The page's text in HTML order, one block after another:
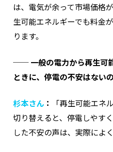
は、電気が余って市場価格
生可能エネルギーでも料金
ります。
── 一般の電力から再生可
ときに、停電の不安はない
杉本さん：
「再生可能エネ
切り替えると、停電しやす
した不安の声は、実際によ